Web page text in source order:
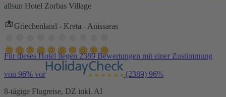
allsun Hotel Zorbas Village
Griechenland - Kreta - Anissaras
Für dieses Hotel liegen 2389 Bewertungen mit einer Zustimmung
von 96% vor (2389) 96%
8-tägige Flugreise, DZ inkl. AI